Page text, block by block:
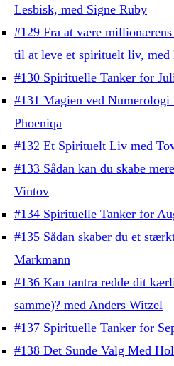
Lesbisk, med Signe Ruby
#129 Fra at være
til at leve et spirituelt liv, med
#130 Spirituelle Tanker for
#131 Magien ved
Phoeniqa
#132 Et Spirituelt Liv med
#133 Sådan kan du skabe
Vintov
#134 Spirituelle Tanker for
#135 Sådan skaber du et
Markmann
#136 Kan tantra redde dit
samme)? med Anders Witzel
#137 Spirituelle Tanker for
#138 Det Sunde Valg Med